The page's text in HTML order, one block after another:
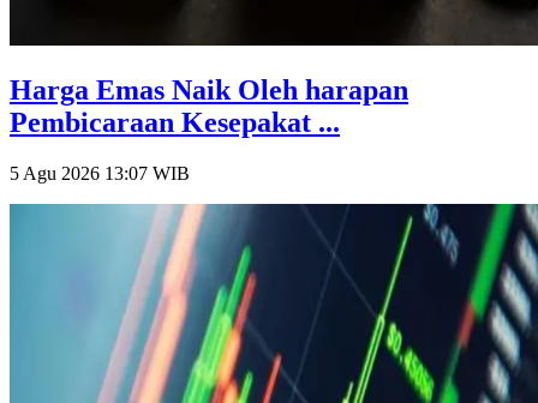
Harga Emas Naik Oleh harapan
Pembicaraan Kesepakat ...
5 Agu 2026 13:07 WIB